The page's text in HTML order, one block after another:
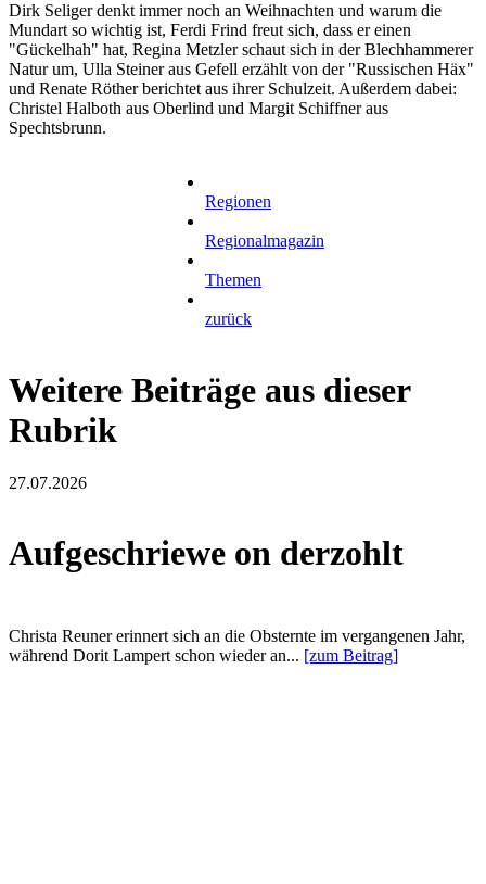
Dirk Seliger denkt immer noch an Weihnachten und warum die
Mundart so wichtig ist, Ferdi Frind freut sich, dass er einen
"Gückelhah" hat, Regina Metzler schaut sich in der Blechhammerer
Natur um, Ulla Steiner aus Gefell erzählt von der "Russischen Häx"
und Renate Röther berichtet aus ihrer Schulzeit. Außerdem dabei:
Christel Halboth aus Oberlind und Margit Schiffner aus
Spechtsbrunn.
Regionen
Regionalmagazin
Themen
zurück
Weitere Beiträge aus dieser
Rubrik
27.07.2026
Aufgeschriewe on derzohlt
Christa Reuner erinnert sich an die Obsternte im vergangenen Jahr,
während Dorit Lampert schon wieder an... [zum Beitrag]